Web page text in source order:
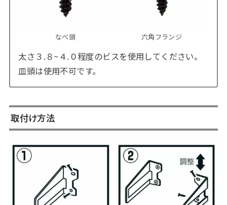
なべ頭 六角フランジ
太さ３.８~４.０程度のビスを使用してください。
皿頭は使用不可です。
取付け方法